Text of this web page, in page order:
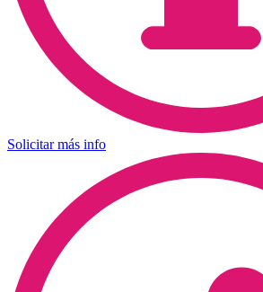
Solicitar más info